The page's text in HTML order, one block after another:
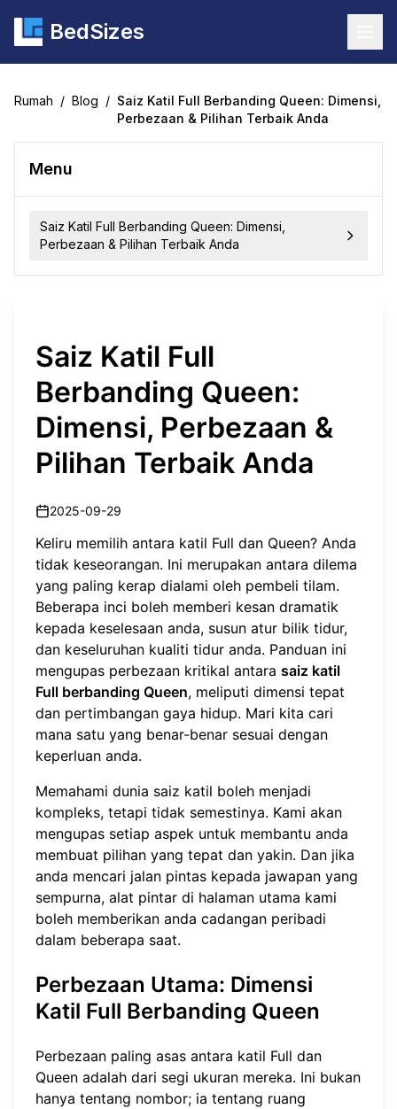
BedSizes
Rumah / Blog / Saiz Katil Full Berbanding Queen: Dimensi,
Perbezaan & Pilihan Terbaik Anda
Menu
Saiz Katil Full Berbanding Queen: Dimensi,
Perbezaan & Pilihan Terbaik Anda
Saiz Katil Full
Berbanding Queen:
Dimensi, Perbezaan &
Pilihan Terbaik Anda
2025-09-29
Keliru memilih antara katil Full dan Queen? Anda
tidak keseorangan. Ini merupakan antara dilema
yang paling kerap dialami oleh pembeli tilam.
Beberapa inci boleh memberi kesan dramatik
kepada keselesaan anda, susun atur bilik tidur,
dan keseluruhan kualiti tidur anda. Panduan ini
mengupas perbezaan kritikal antara saiz katil
Full berbanding Queen, meliputi dimensi tepat
dan pertimbangan gaya hidup. Mari kita cari
mana satu yang benar-benar sesuai dengan
keperluan anda.
Memahami dunia saiz katil boleh menjadi
kompleks, tetapi tidak semestinya. Kami akan
mengupas setiap aspek untuk membantu anda
membuat pilihan yang tepat dan yakin. Dan jika
anda mencari jalan pintas kepada jawapan yang
sempurna, alat pintar di halaman utama kami
boleh memberikan anda cadangan peribadi
dalam beberapa saat.
Perbezaan Utama: Dimensi
Katil Full Berbanding Queen
Perbezaan paling asas antara katil Full dan
Queen adalah dari segi ukuran mereka. Ini bukan
hanya tentang nombor; ia tentang ruang